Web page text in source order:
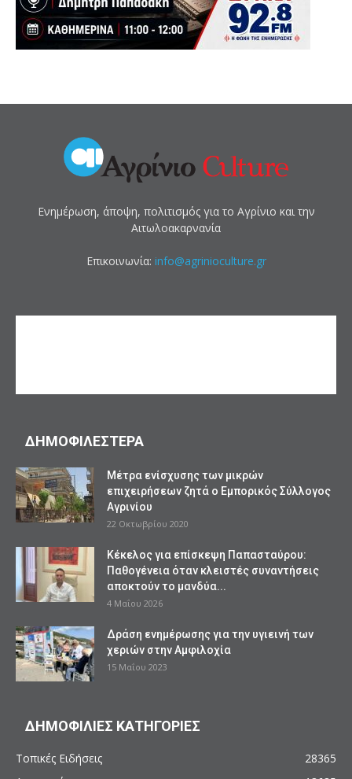
Ενημέρωση, άποψη, πολιτισμός για το Αγρίνιο και την
Αιτωλοακαρνανία
Επικοινωνία: info@agrinioculture.gr
ΔΗΜΟΦΙΛΕΣΤΕΡΑ
Mέτρα ενίσχυσης των μικρών
επιχειρήσεων ζητά ο Εμπορικός Σύλλογος
Αγρινίου
22 Οκτωβρίου 2020
Κέκελος για επίσκεψη Παπασταύρου:
Παθογένεια όταν κλειστές συναντήσεις
αποκτούν το μανδύα...
4 Μαΐου 2026
Δράση ενημέρωσης για την υγιεινή των
χεριών στην Αμφιλοχία
15 Μαΐου 2023
ΔΗΜΟΦΙΛΙΕΣ ΚΑΤΗΓΟΡΙΕΣ
Τοπικές Ειδήσεις
28365